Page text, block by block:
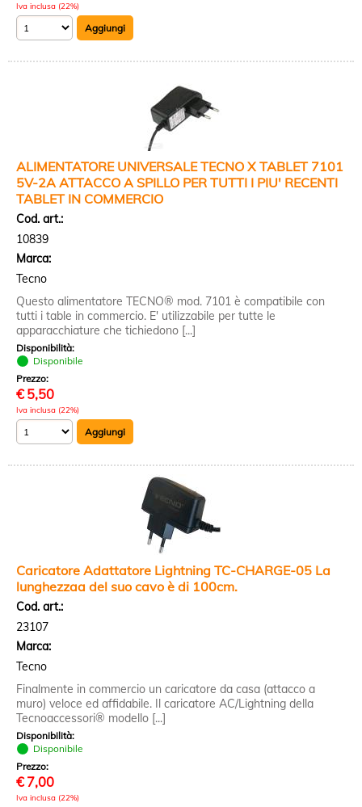
Iva inclusa (22%)
ALIMENTATORE UNIVERSALE TECNO X TABLET 7101
5V-2A ATTACCO A SPILLO PER TUTTI I PIU' RECENTI
TABLET IN COMMERCIO
Cod. art.:
10839
Marca:
Tecno
Questo alimentatore TECNO® mod. 7101 è compatibile con
tutti i table in commercio. E' utilizzabile per tutte le
apparacchiature che tichiedono [...]
Disponibilità:
Disponibile
Prezzo:
€ 5,50
Iva inclusa (22%)
Caricatore Adattatore Lightning TC-CHARGE-05 La
lunghezzaa del suo cavo è di 100cm.
Cod. art.:
23107
Marca:
Tecno
Finalmente in commercio un caricatore da casa (attacco a
muro) veloce ed affidabile. Il caricatore AC/Lightning della
Tecnoaccessori® modello [...]
Disponibilità:
Disponibile
Prezzo:
€ 7,00
Iva inclusa (22%)